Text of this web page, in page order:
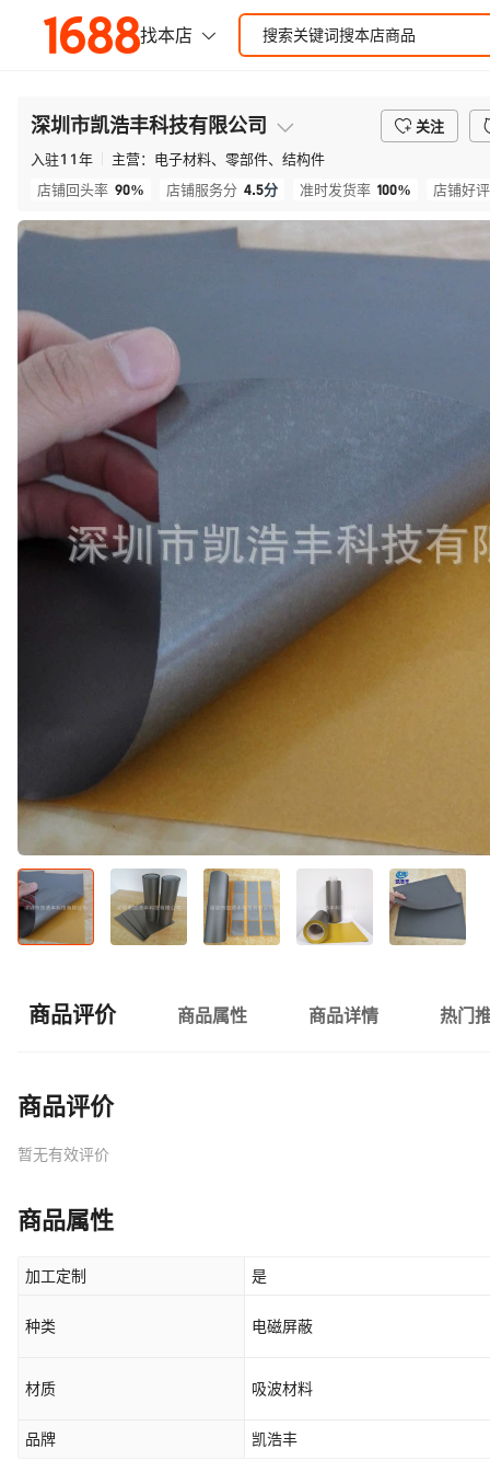
深圳市凯浩丰科技有限公司
关注
入驻11年 主营： 电子材料、零部件、结构件
店铺回头率 90% 店铺服务分 4.5分 准时发货率 100% 店铺好
商品评价 商品属性 商品详情 热门
商品评价
暂无有效评价
商品属性
加工定制 是
种类 电磁屏蔽
材质 吸波材料
品牌 凯浩丰